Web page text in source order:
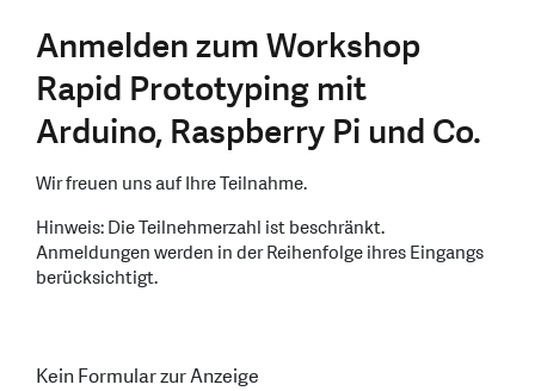
Anmelden zum Workshop
Rapid Prototyping mit
Arduino, Raspberry Pi und Co.
Wir freuen uns auf Ihre Teilnahme.
Hinweis: Die Teilnehmerzahl ist beschränkt.
Anmeldungen werden in der Reihenfolge ihres Eingangs
berücksichtigt.
Kein Formular zur Anzeige